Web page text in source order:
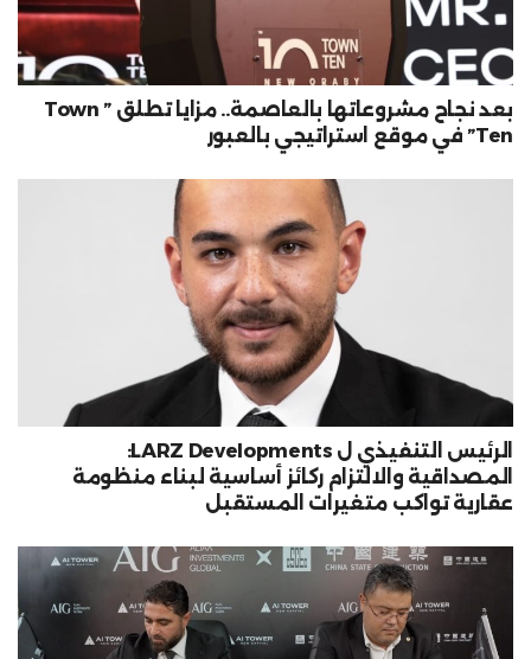
بعد نجاح مشروعاتها بالعاصمة.. مزايا تطلق ” Town
Ten” في موقع استراتيجي بالعبور
الرئيس التنفيذي ل LARZ Developments:
المصداقية والالتزام ركائز أساسية لبناء منظومة
عقارية تواكب متغيرات المستقبل